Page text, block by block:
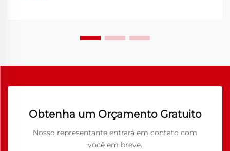
Obtenha um Orçamento Gratuito
Nosso representante entrará em contato com
você em breve.